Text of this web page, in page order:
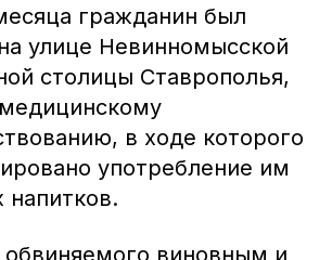
гражданин был
улице Невинномысской
столицы Ставрополья,
в ходе которого
употребление им
напитков.
обвиняемого виновным и